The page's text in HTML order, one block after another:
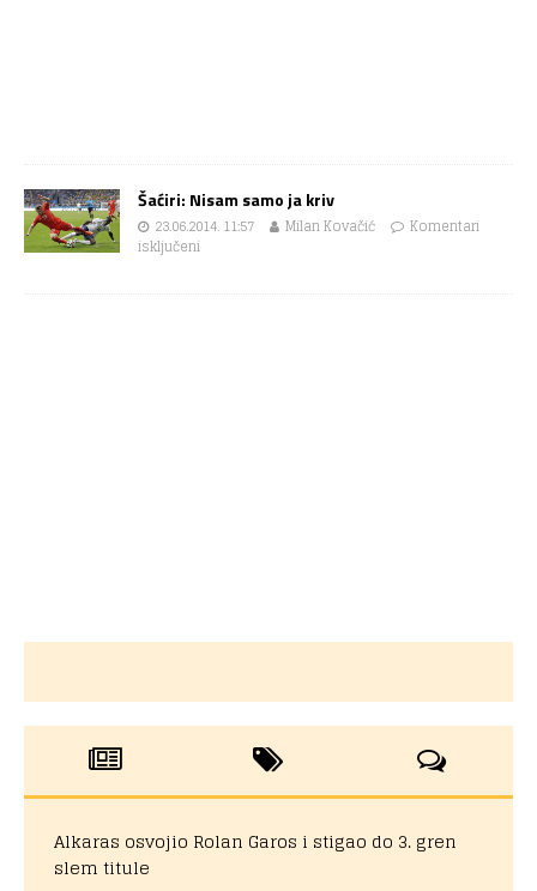
Šaćiri: Nisam samo ja kriv
23.06.2014. 11:57 Milan Kovačić
Komentari
isključeni
Alkaras osvojio Rolan Garos i stigao do 3. gren
slem titule